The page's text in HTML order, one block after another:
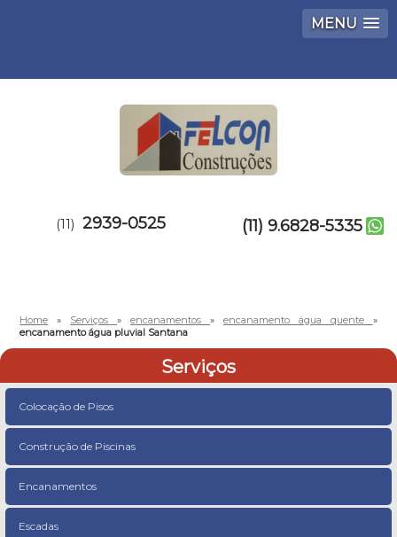
MENU
(11) 2939-0525 (11) 9.6828-5335
Home » Serviços»encanamentos » encanamento água quente »
encanamento água pluvial Santana
Serviços
Colocação de Pisos
Construção de Piscinas
Encanamentos
Escadas